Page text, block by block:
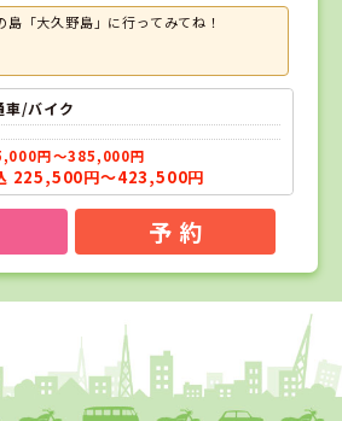
島「大久野島」に行ってみてね！
車/バイク
円～385,000円
225,500円～423,500円
予 約
所